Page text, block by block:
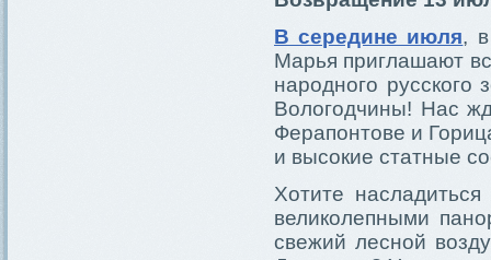
В середине июля,
Марья приглашают
народного русского
Вологодчины! Нас
Ферапонтове и
и высокие статные
Хотите
великолепными
свежий лесной